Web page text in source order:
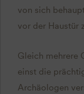
von sich
vor der Haustür
Gleich mehrere
einst die
Archäologen